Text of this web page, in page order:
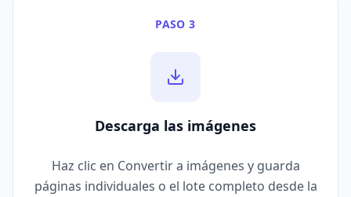
PASO 3
Descarga las imágenes
Haz clic en Convertir a imágenes y guarda
páginas individuales o el lote completo desde la